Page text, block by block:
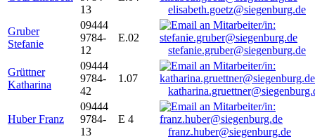
13
elisabeth.goetz@siegenburg.de
Gruber
Stefanie
09444
9784-
12
E.02
stefanie.gruber@siegenburg.de
Grüttner
Katharina
09444
9784-
42
1.07
Huber Franz
09444
9784-
13
E 4
franz.huber@siegenburg.de